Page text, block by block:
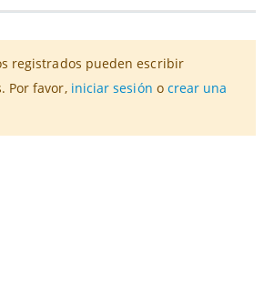
registrados pueden escribir
Por favor, iniciar sesión o crear una